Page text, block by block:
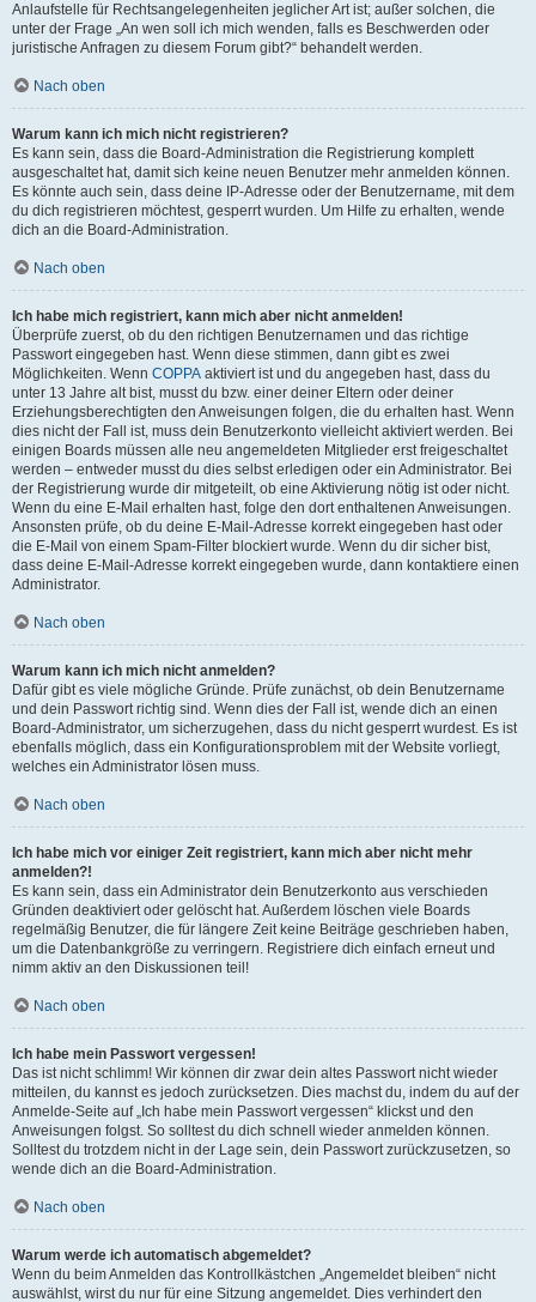
Anlaufstelle für Rechtsangelegenheiten jeglicher Art ist; außer solchen, die
unter der Frage „An wen soll ich mich wenden, falls es Beschwerden oder
juristische Anfragen zu diesem Forum gibt?“ behandelt werden.
Nach oben
Warum kann ich mich nicht registrieren?
Es kann sein, dass die Board-Administration die Registrierung komplett
ausgeschaltet hat, damit sich keine neuen Benutzer mehr anmelden können.
Es könnte auch sein, dass deine IP-Adresse oder der Benutzername, mit dem
du dich registrieren möchtest, gesperrt wurden. Um Hilfe zu erhalten, wende
dich an die Board-Administration.
Nach oben
Ich habe mich registriert, kann mich aber nicht anmelden!
Überprüfe zuerst, ob du den richtigen Benutzernamen und das richtige
Passwort eingegeben hast. Wenn diese stimmen, dann gibt es zwei
Möglichkeiten. Wenn COPPA aktiviert ist und du angegeben hast, dass du
unter 13 Jahre alt bist, musst du bzw. einer deiner Eltern oder deiner
Erziehungsberechtigten den Anweisungen folgen, die du erhalten hast. Wenn
dies nicht der Fall ist, muss dein Benutzerkonto vielleicht aktiviert werden. Bei
einigen Boards müssen alle neu angemeldeten Mitglieder erst freigeschaltet
werden – entweder musst du dies selbst erledigen oder ein Administrator. Bei
der Registrierung wurde dir mitgeteilt, ob eine Aktivierung nötig ist oder nicht.
Wenn du eine E-Mail erhalten hast, folge den dort enthaltenen Anweisungen.
Ansonsten prüfe, ob du deine E-Mail-Adresse korrekt eingegeben hast oder
die E-Mail von einem Spam-Filter blockiert wurde. Wenn du dir sicher bist,
dass deine E-Mail-Adresse korrekt eingegeben wurde, dann kontaktiere einen
Administrator.
Nach oben
Warum kann ich mich nicht anmelden?
Dafür gibt es viele mögliche Gründe. Prüfe zunächst, ob dein Benutzername
und dein Passwort richtig sind. Wenn dies der Fall ist, wende dich an einen
Board-Administrator, um sicherzugehen, dass du nicht gesperrt wurdest. Es ist
ebenfalls möglich, dass ein Konfigurationsproblem mit der Website vorliegt,
welches ein Administrator lösen muss.
Nach oben
Ich habe mich vor einiger Zeit registriert, kann mich aber nicht mehr
anmelden?!
Es kann sein, dass ein Administrator dein Benutzerkonto aus verschieden
Gründen deaktiviert oder gelöscht hat. Außerdem löschen viele Boards
regelmäßig Benutzer, die für längere Zeit keine Beiträge geschrieben haben,
um die Datenbankgröße zu verringern. Registriere dich einfach erneut und
nimm aktiv an den Diskussionen teil!
Nach oben
Ich habe mein Passwort vergessen!
Das ist nicht schlimm! Wir können dir zwar dein altes Passwort nicht wieder
mitteilen, du kannst es jedoch zurücksetzen. Dies machst du, indem du auf der
Anmelde-Seite auf „Ich habe mein Passwort vergessen“ klickst und den
Anweisungen folgst. So solltest du dich schnell wieder anmelden können.
Solltest du trotzdem nicht in der Lage sein, dein Passwort zurückzusetzen, so
wende dich an die Board-Administration.
Nach oben
Warum werde ich automatisch abgemeldet?
Wenn du beim Anmelden das Kontrollkästchen „Angemeldet bleiben“ nicht
auswählst, wirst du nur für eine Sitzung angemeldet. Dies verhindert den